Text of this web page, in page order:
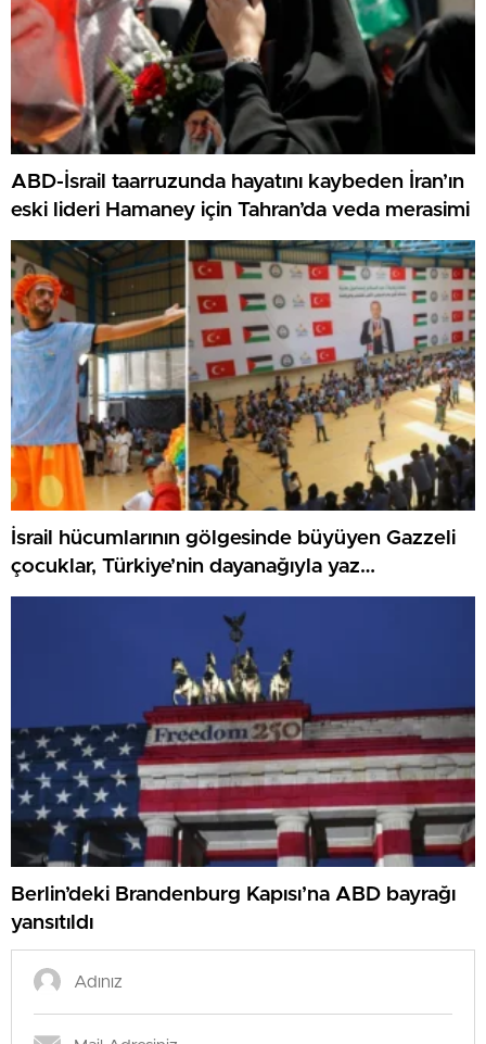
ABD-İsrail taarruzunda hayatını kaybeden İran’ın
eski lideri Hamaney için Tahran’da veda merasimi
İsrail hücumlarının gölgesinde büyüyen Gazzeli
çocuklar, Türkiye’nin dayanağıyla yaz
kamplarında umut buluyor
Berlin’deki Brandenburg Kapısı’na ABD bayrağı
yansıtıldı